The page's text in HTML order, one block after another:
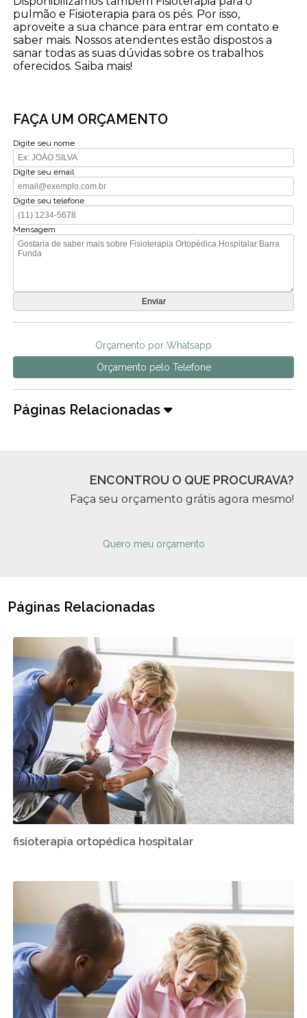
pulmão e Fisioterapia para os pés. Por isso,
aproveite a sua chance para entrar em contato e
saber mais. Nossos atendentes estão dispostos a
sanar todas as suas dúvidas sobre os trabalhos
oferecidos. Saiba mais!
FAÇA UM ORÇAMENTO
Digite seu nome
Digite seu email
Digite seu telefone
Mensagem
Orçamento por Whatsapp
Orçamento pelo Telefone
Páginas Relacionadas
ENCONTROU O QUE PROCURAVA?
Faça seu orçamento grátis agora mesmo!
Quero meu orçamento
Páginas Relacionadas
fisioterapia ortopédica hospitalar